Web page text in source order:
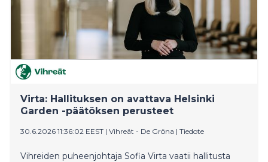
Virta: Hallituksen on avattava Helsinki
Garden -päätöksen perusteet
30.6.2026 11:36:02 EEST | Vihreät - De Gröna | Tiedote
Vihreiden puheenjohtaja Sofia Virta vaatii hallitusta